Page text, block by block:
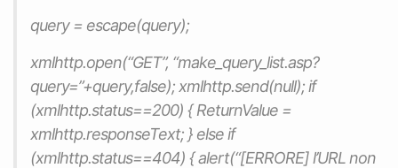
query = escape(query);
xmlhttp.open(“GET”, “make_query_list.asp?
query=”+query,false); xmlhttp.send(null); if
(xmlhttp.status==200) { ReturnValue =
xmlhttp.responseText; } else if
(xmlhttp.status==404) { alert(“[ERRORE] l’URL non